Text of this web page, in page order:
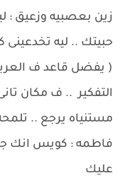
زين بعصبيه وزعيق :
حبيتك .. ليه تخدعينى
( يفضل قاعد ف
التفكير .. ف مكان
مستنياه يرجع ..
فاطمه : كويس انك
عليك